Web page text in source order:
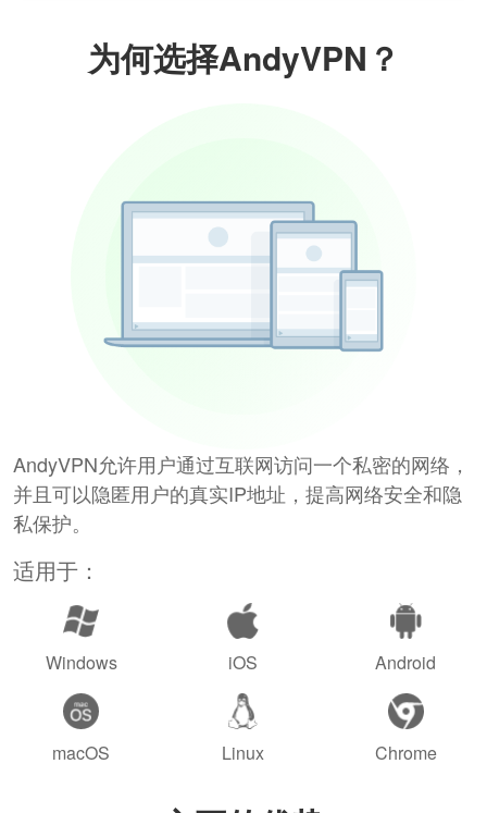
为何选择AndyVPN？
AndyVPN允许用户通过互联网访问一个私密的网络，
并且可以隐匿用户的真实IP地址，提高网络安全和隐
私保护。
适用于：
Windows iOS Android
macOS Linux Chrome